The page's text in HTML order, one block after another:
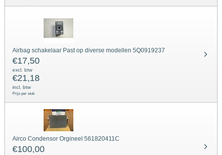
Airbag schakelaar Past op diverse modellen 5Q0919237
€17,50
excl. btw
€21,18
incl. btw
Prijs per stuk
Airco Condensor Orgineel 561820411C
€100,00